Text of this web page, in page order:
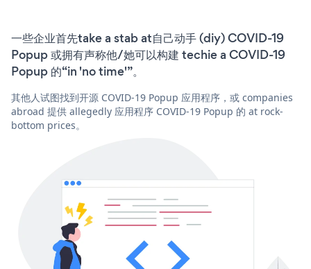
一些企业首先take a stab at自己动手 (diy) COVID-19
Popup 或拥有声称他/她可以构建 techie a COVID-19
Popup 的“in 'no time'”。
其他人试图找到开源 COVID-19 Popup 应用程序，或 companies
abroad 提供 allegedly 应用程序 COVID-19 Popup 的 at rock-
bottom prices。